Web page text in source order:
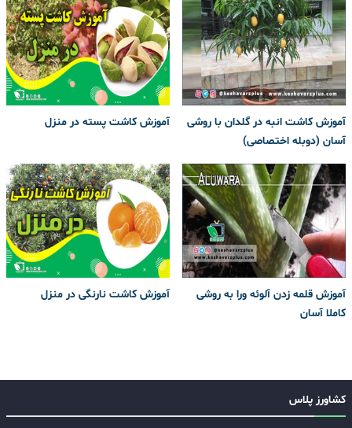
آموزش کاشت انبه در گلدان با روشی
آسان (دوبله اختصاصی)
آموزش کاشت پسته در منزل
آموزش قلمه زدن آلوئه ورا به روشی
کاملا آسان
آموزش کاشت نارنگی در منزل
کشاورز پلاس